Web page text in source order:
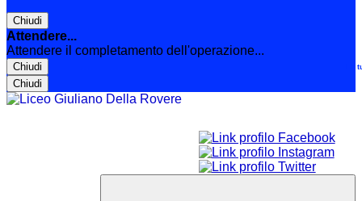
Chiudi
Attendere...
Attendere il completamento dell'operazione...
Chiudi
Chiudi
Le